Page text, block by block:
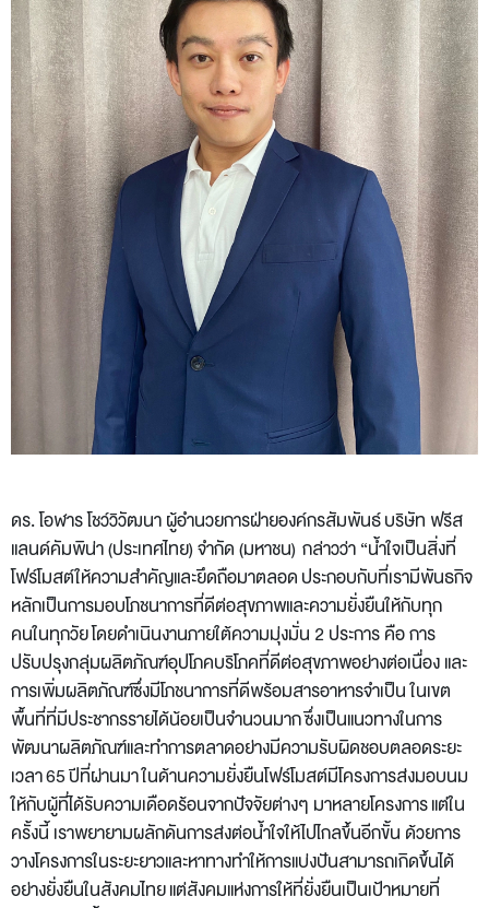
ดร. โอฬาร โชว์วิวัฒนา ผู้อำนวยการฝ่ายองค์กรสัมพันธ์ บริษัท ฟรีส
แลนด์คัมพิน่า (ประเทศไทย) จำกัด (มหาชน) กล่าวว่า “น้ำใจเป็นสิ่งที่
โฟร์โมสต์ให้ความสำคัญและยึดถือมาตลอด ประกอบกับที่เรามีพันธกิจ
หลักเป็นการมอบโภชนาการที่ดีต่อสุขภาพและความยั่งยืนให้กับทุก
คนในทุกวัย โดยดำเนินงานภายใต้ความมุ่งมั่น 2 ประการ คือ การ
ปรับปรุงกลุ่มผลิตภัณฑ์อุปโภคบริโภคที่ดีต่อสุขภาพอย่างต่อเนื่อง และ
การเพิ่มผลิตภัณฑ์ซึ่งมีโภชนาการที่ดีพร้อมสารอาหารจำเป็น ในเขต
พื้นที่ที่มีประชากรรายได้น้อยเป็นจำนวนมาก ซึ่งเป็นแนวทางในการ
พัฒนาผลิตภัณฑ์และทำการตลาดอย่างมีความรับผิดชอบตลอดระยะ
เวลา 65 ปีที่ผ่านมา ในด้านความยั่งยืนโฟร์โมสต์มีโครงการส่งมอบนม
ให้กับผู้ที่ได้รับความเดือดร้อนจากปัจจัยต่างๆ มาหลายโครงการ แต่ใน
ครั้งนี้ เราพยายามผลักดันการส่งต่อน้ำใจให้ไปไกลขึ้นอีกขั้น ด้วยการ
วางโครงการในระยะยาวและหาทางทำให้การแบ่งปันสามารถเกิดขึ้นได้
อย่างยั่งยืนในสังคมไทย แต่สังคมแห่งการให้ที่ยั่งยืนเป็นเป้าหมายที่